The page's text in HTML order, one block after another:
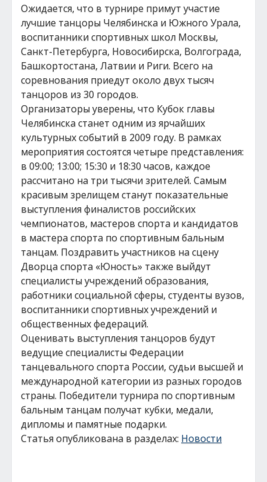
Ожидается, что в турнире примут участие
лучшие танцоры Челябинска и Южного Урала,
воспитанники спортивных школ Москвы,
Санкт-Петербурга, Новосибирска, Волгограда,
Башкортостана, Латвии и Риги. Всего на
соревнования приедут около двух тысяч
танцоров из 30 городов.
Организаторы уверены, что Кубок главы
Челябинска станет одним из ярчайших
культурных событий в 2009 году. В рамках
мероприятия состоятся четыре представления:
в 09:00; 13:00; 15:30 и 18:30 часов, каждое
рассчитано на три тысячи зрителей. Самым
красивым зрелищем станут показательные
выступления финалистов российских
чемпионатов, мастеров спорта и кандидатов
в мастера спорта по спортивным бальным
танцам. Поздравить участников на сцену
Дворца спорта «Юность» также выйдут
специалисты учреждений образования,
работники социальной сферы, студенты вузов,
воспитанники спортивных учреждений и
общественных федераций.
Оценивать выступления танцоров будут
ведущие специалисты Федерации
танцевального спорта России, судьи высшей и
международной категории из разных городов
страны. Победители турнира по спортивным
бальным танцам получат кубки, медали,
дипломы и памятные подарки.
Статья опубликована в разделах: Новости